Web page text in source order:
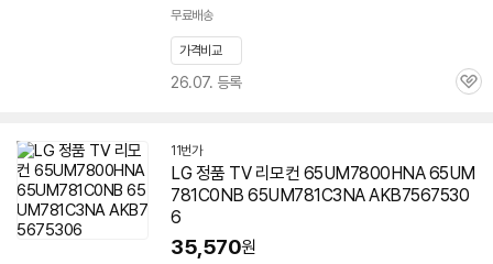
무료배송
가격비교
26.07. 등록
관
11번가
LG 정품 TV 리모컨 65UM7800HNA65UM
781C0NB 65UM781C3NA AKB7567530
6
35,570원